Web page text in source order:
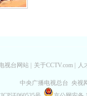
视台网站 关于CCTV.com 人
中央广播电视总台 央视